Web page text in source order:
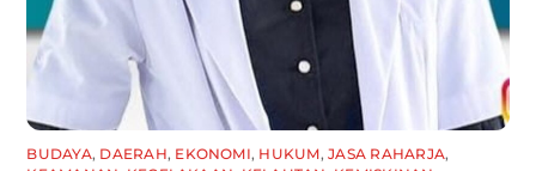
BUDAYA, DAERAH, EKONOMI, HUKUM,JASA RAHARJA,